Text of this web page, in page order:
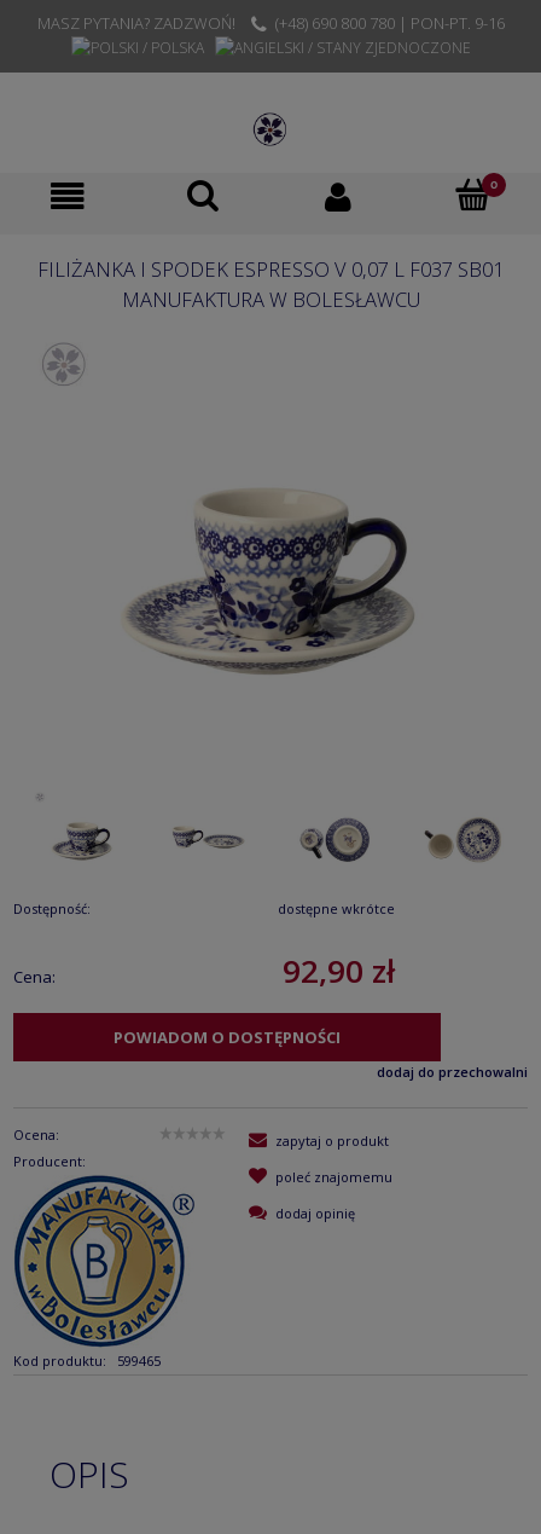
MASZ PYTANIA? ZADZWOŃ! (+48) 690 800 780 | PON-PT. 9-16
FILIŻANKA I SPODEK ESPRESSO V 0,07 L F037 SB01
MANUFAKTURA W BOLESŁAWCU
Dostępność: dostępne wkrótce
Cena: 92,90 zł
POWIADOM O DOSTĘPNOŚCI
dodaj do przechowalni
Ocena:
Producent:
Kod produktu: 599465
zapytaj o produkt
poleć znajomemu
dodaj opinię
OPIS